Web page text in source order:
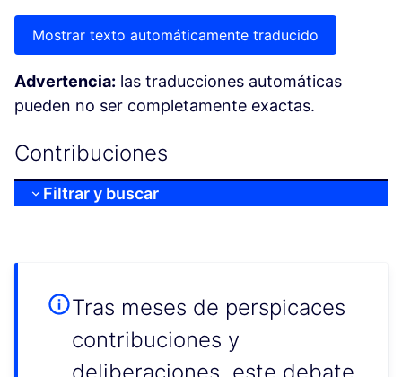
Mostrar texto automáticamente traducido
Advertencia: las traducciones automáticas
pueden no ser completamente exactas.
Contribuciones
Filtrar y buscar
Tras meses de perspicaces
contribuciones y